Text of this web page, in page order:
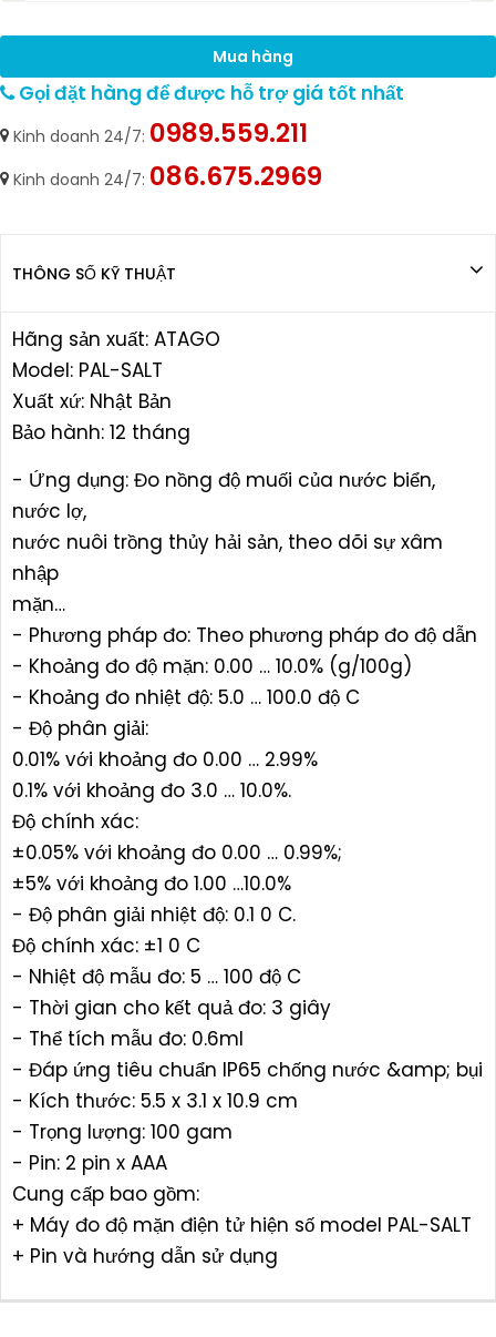
Mua hàng
Gọi đặt hàng để được hỗ trợ giá tốt nhất
Kinh doanh 24/7: 0989.559.211
Kinh doanh 24/7: 086.675.2969
THÔNG SỐ KỸ THUẬT
Hãng sản xuất: ATAGO
Model: PAL-SALT
Xuất xứ: Nhật Bản
Bảo hành: 12 tháng
- Ứng dụng: Đo nồng độ muối của nước biển,
nước lợ,
nước nuôi trồng thủy hải sản, theo dõi sự xâm
nhập
mặn…
- Phương pháp đo: Theo phương pháp đo độ dẫn
- Khoảng đo độ mặn: 0.00 … 10.0% (g/100g)
- Khoảng đo nhiệt độ: 5.0 … 100.0 độ C
- Độ phân giải:
0.01% với khoảng đo 0.00 … 2.99%
0.1% với khoảng đo 3.0 … 10.0%.
Độ chính xác:
±0.05% với khoảng đo 0.00 … 0.99%;
±5% với khoảng đo 1.00 …10.0%
- Độ phân giải nhiệt độ: 0.1 0 C.
Độ chính xác: ±1 0 C
- Nhiệt độ mẫu đo: 5 … 100 độ C
- Thời gian cho kết quả đo: 3 giây
- Thể tích mẫu đo: 0.6ml
- Đáp ứng tiêu chuẩn IP65 chống nước &amp; bụi
- Kích thước: 5.5 x 3.1 x 10.9 cm
- Trọng lượng: 100 gam
- Pin: 2 pin x AAA
Cung cấp bao gồm:
+ Máy đo độ mặn điện tử hiện số model PAL-SALT
+ Pin và hướng dẫn sử dụng